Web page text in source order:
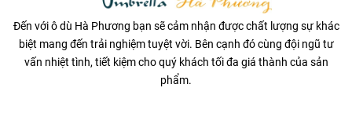
Đến với ô dù Hà Phương bạn sẽ cảm nhận được chất lượng sự khác
biệt mang đến trải nghiệm tuyệt vời. Bên cạnh đó cùng đội ngũ tư
vấn nhiệt tình, tiết kiệm cho quý khách tối đa giá thành của sản
phẩm.